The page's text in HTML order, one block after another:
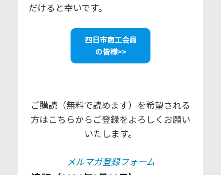
だけると幸いです。
四日市商工会員
の皆様>>
ご購読（無料で読めます）を希望される
方はこちらからご登録をよろしくお願い
いたします。
メルマガ登録フォーム